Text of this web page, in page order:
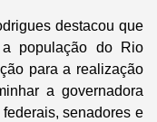
destacou que
a população do Rio
para a realização
a governadora
senadores e